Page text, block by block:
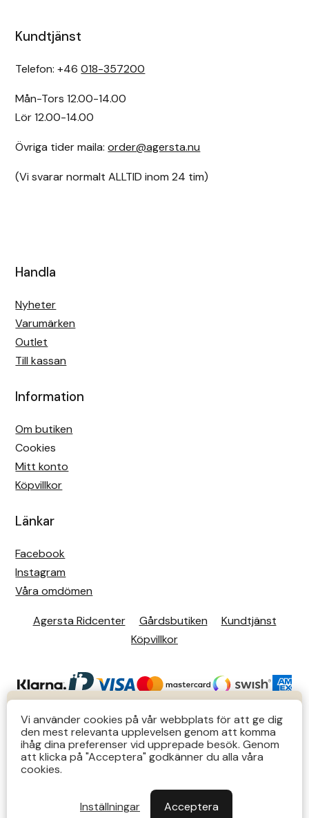
KUNDTJÄNST
Butiks- & telefontider Mån-Tors 12-14 Lör 12-14
övriga tider via e-post: order@agersta.nu
Till OUTLET>>
Kundtjänst
Telefon: +46018-357200
Mån-Tors 12.00-14.00
Lör 12.00-14.00
Övriga tider maila:order@agersta.nu
(Vi svarar normalt ALLTID inom 24 tim)
Handla
Nyheter
Varumärken
Outlet
Till kassan
Information
Om butiken
Cookies
Mitt konto
Köpvillkor
Länkar
Facebook
Instagram
Våra omdömen
Agersta Ridcenter Gårdsbutiken
Kundtjänst
Köpvillkor
© 2026 Agersta.
Vi använder cookies på vår webbplats för att ge dig
den mest relevanta upplevelsen genom att komma
ihåg dina preferenser vid upprepade besök. Genom
att klicka på "Acceptera" godkänner du alla våra
cookies.
Inställningar Acceptera